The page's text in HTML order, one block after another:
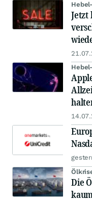
Jetzt
Die